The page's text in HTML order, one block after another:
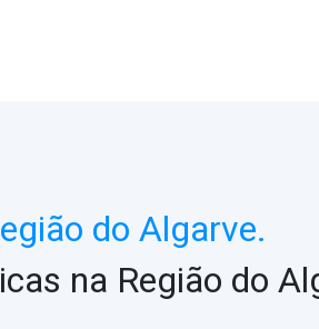
do Algarve.
na Região do